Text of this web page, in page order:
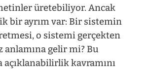
üretebiliyor. Ancak
bir ayrım var: Bir sistemin
o sistemi gerçekten
anlamına gelir mi? Bu
açıklanabilirlik kavramını